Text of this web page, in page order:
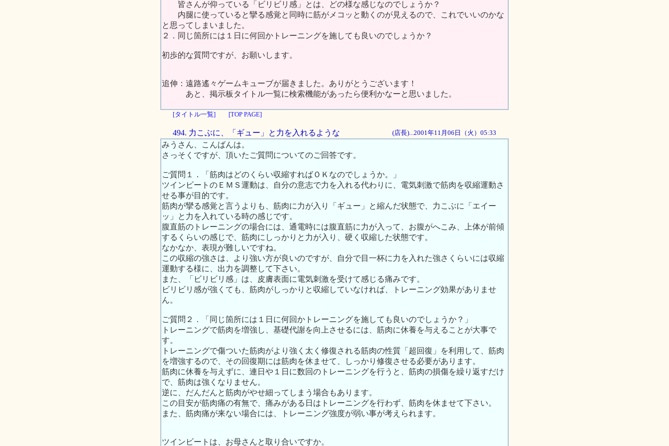
皆さんが仰っている「ビリビリ感」とは、どの様な感じなのでしょうか？
内腿に使っていると攣る感覚と同時に筋がメコッと動くのが見えるので、これでいいのかな
と思ってしまいました。
２．同じ箇所には１日に何回かトレーニングを施しても良いのでしょうか？
初歩的な質問ですが、お願いします。
追伸：遠路遙々ゲームキューブが届きました。ありがとうございます！
あと、掲示板タイトル一覧に検索機能があったら便利かなーと思いました。
[タイトル一覧] [TOP PAGE]
494. 力こぶに、「ギュー」と力を入れるような (店長)...2001年11月06日（火）05:33
みうさん、こんばんは。
さっそくですが、頂いたご質問についてのご回答です。
ご質問１．「筋肉はどのくらい収縮すればＯＫなのでしょうか。」
ツインビートのＥＭＳ運動は、自分の意志で力を入れる代わりに、電気刺激で筋肉を収縮運動さ
せる事が目的です。
筋肉が攣る感覚と言うよりも、筋肉に力が入り「ギュー」と縮んだ状態で、力こぶに「エイー
ッ」と力を入れている時の感じです。
腹直筋のトレーニングの場合には、通電時には腹直筋に力が入って、お腹がへこみ、上体が前傾
するくらいの感じで、筋肉にしっかりと力が入り、硬く収縮した状態です。
なかなか、表現が難しいですね。
この収縮の強さは、より強い方が良いのですが、自分で目一杯に力を入れた強さくらいには収縮
運動する様に、出力を調整して下さい。
また、「ビリビリ感」は、皮膚表面に電気刺激を受けて感じる痛みです。
ビリビリ感が強くても、筋肉がしっかりと収縮していなければ、トレーニング効果がありませ
ん。
ご質問２．「同じ箇所には１日に何回かトレーニングを施しても良いのでしょうか？」
トレーニングで筋肉を増強し、基礎代謝を向上させるには、筋肉に休養を与えることが大事で
す。
トレーニングで傷ついた筋肉がより強く太く修復される筋肉の性質「超回復」を利用して、筋肉
を増強するので、その回復期には筋肉を休ませて、しっかり修復させる必要があります。
筋肉に休養を与えずに、連日や１日に数回のトレーニングを行うと、筋肉の損傷を繰り返すだけ
で、筋肉は強くなりません。
逆に、だんだんと筋肉がやせ細ってしまう場合もあります。
この目安が筋肉痛の有無で、痛みがある日はトレーニングを行わず、筋肉を休ませて下さい。
また、筋肉痛が来ない場合には、トレーニング強度が弱い事が考えられます。
ツインビートは、お母さんと取り合いですか。